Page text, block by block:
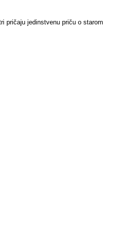
pričaju jedinstvenu priču o starom